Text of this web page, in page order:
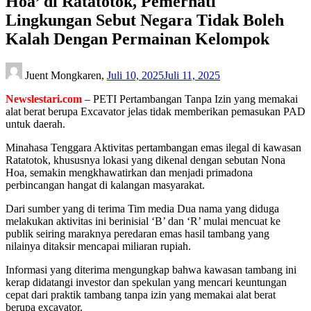
Lingkungan Sebut Negara Tidak Boleh
Kalah Dengan Permainan Kelompok
Juent Mongkaren, Juli 10, 2025Juli 11, 2025
Newslestari.com – PETI Pertambangan Tanpa Izin yang memakai
alat berat berupa Excavator jelas tidak memberikan pemasukan PAD
untuk daerah.
Minahasa Tenggara Aktivitas pertambangan emas ilegal di kawasan
Ratatotok, khususnya lokasi yang dikenal dengan sebutan Nona
Hoa, semakin mengkhawatirkan dan menjadi primadona
perbincangan hangat di kalangan masyarakat.
Dari sumber yang di terima Tim media Dua nama yang diduga
melakukan aktivitas ini berinisial ‘B’ dan ‘R’ mulai mencuat ke
publik seiring maraknya peredaran emas hasil tambang yang
nilainya ditaksir mencapai miliaran rupiah.
Informasi yang diterima mengungkap bahwa kawasan tambang ini
kerap didatangi investor dan spekulan yang mencari keuntungan
cepat dari praktik tambang tanpa izin yang memakai alat berat
berupa excavator.